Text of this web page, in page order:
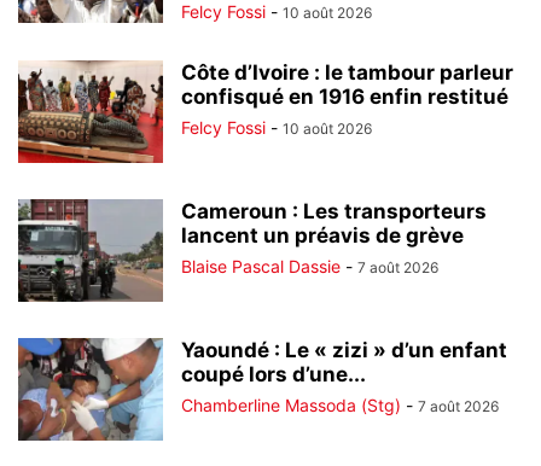
Felcy Fossi - 10 août 2026
Côte d’Ivoire : le tambour parleur
confisqué en 1916 enfin restitué
Felcy Fossi - 10 août 2026
Cameroun : Les transporteurs
lancent un préavis de grève
Blaise Pascal Dassie - 7 août 2026
Yaoundé : Le « zizi » d’un enfant
coupé lors d’une...
Chamberline Massoda (Stg) - 7 août 2026